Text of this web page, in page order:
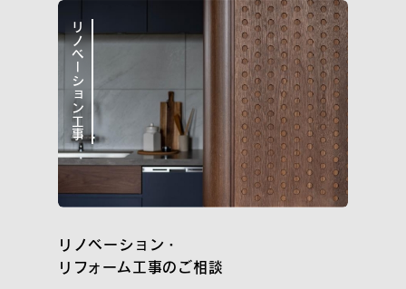
コーポレートサイト
リノベーション工事
リノベーション・
リフォーム工事のご相談